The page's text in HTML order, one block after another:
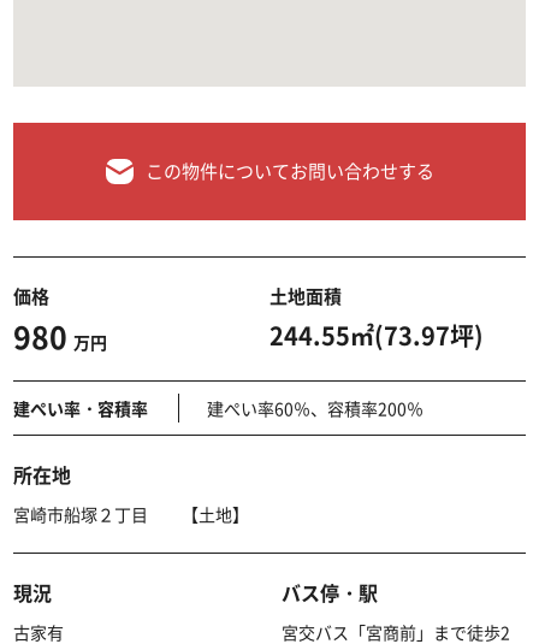
この物件についてお問い合わせする
価格
980 万円
土地面積
244.55㎡(73.97坪)
建ぺい率・容積率 建ぺい率60％、容積率200％
所在地
宮崎市船塚２丁目 【土地】
現況
古家有
バス停・駅
宮交バス「宮商前」まで徒歩2